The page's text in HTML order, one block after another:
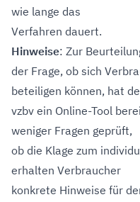
wie lange das
Verfahren dauert.
Hinweise: Zur
der Frage, ob sich
beteiligen können, hat
vzbv ein Online-Tool
weniger Fragen geprüft,
ob die Klage zum
erhalten Verbraucher
konkrete Hinweise für